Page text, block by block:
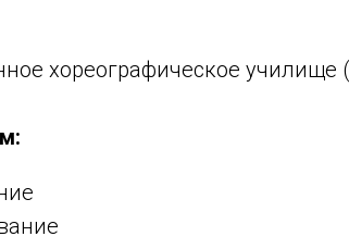
хореографическое училище